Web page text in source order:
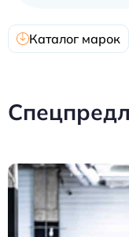
Каталог марок